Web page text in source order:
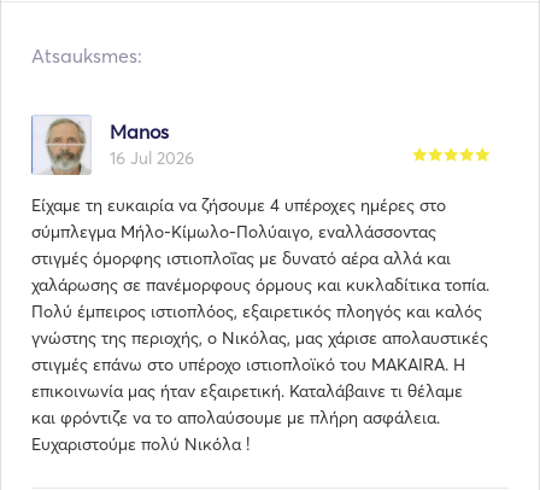
Atsauksmes:
Manos
16 Jul 2026
Είχαμε τη ευκαιρία να ζήσουμε 4 υπέροχες ημέρες στο
σύμπλεγμα Μήλο-Κίμωλο-Πολύαιγο, εναλλάσσοντας
στιγμές όμορφης ιστιοπλοΐας με δυνατό αέρα αλλά και
χαλάρωσης σε πανέμορφους όρμους και κυκλαδίτικα τοπία.
Πολύ έμπειρος ιστιοπλόος, εξαιρετικός πλοηγός και καλός
γνώστης της περιοχής, ο Νικόλας, μας χάρισε απολαυστικές
στιγμές επάνω στο υπέροχο ιστιοπλοϊκό του MAKAIRA. Η
επικοινωνία μας ήταν εξαιρετική. Καταλάβαινε τι θέλαμε
και φρόντιζε να το απολαύσουμε με πλήρη ασφάλεια.
Ευχαριστούμε πολύ Νικόλα !